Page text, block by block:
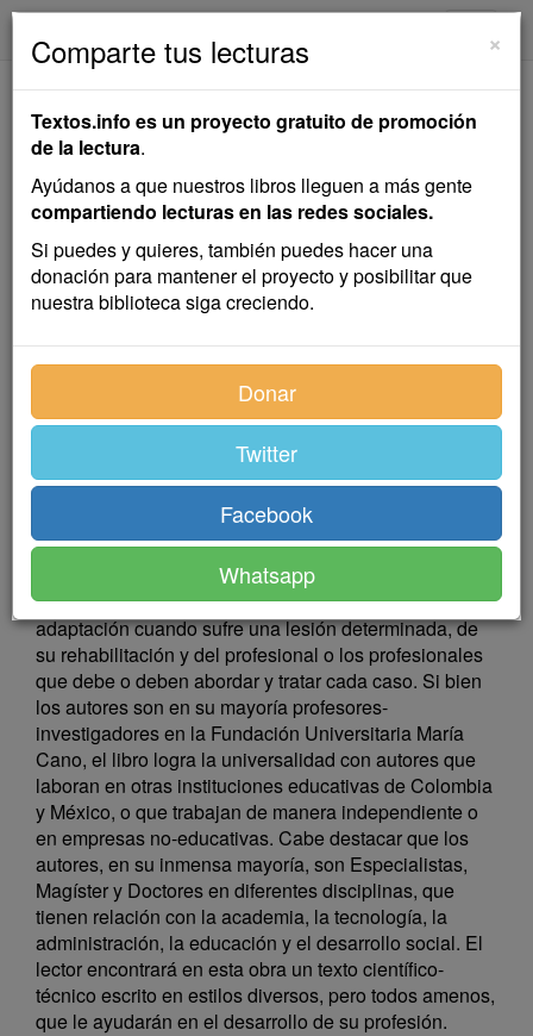
Actividad física desde
la promoción y
prevención en
Fisioterapia
Edgar Serna M.
Promoción de la salud
física,Fisioterapía,Prevención de la
El texto no solo se ocupa de lo científico-técnico,
porque se preocupa del ser humano, de su desarrollo
integral, de su adaptación en el contexto social, de los
riesgos que corre en su actividad deportiva, de su
adaptación cuando sufre una lesión determinada, de
su rehabilitación y del profesional o los profesionales
que debe o deben abordar y tratar cada caso. Si bien
los autores son en su mayoría profesores-
investigadores en la Fundación Universitaria María
Cano, el libro logra la universalidad con autores que
laboran en otras instituciones educativas de Colombia
y México, o que trabajan de manera independiente o
en empresas no-educativas. Cabe destacar que los
autores, en su inmensa mayoría, son Especialistas,
Magíster y Doctores en diferentes disciplinas, que
tienen relación con la academia, la tecnología, la
administración, la educación y el desarrollo social. El
lector encontrará en esta obra un texto científico-
técnico escrito en estilos diversos, pero todos amenos,
que le ayudarán en el desarrollo de su profesión.
×
Comparte tus lecturas
Textos.info es un proyecto gratuito de promoción
de la lectura.
Ayúdanos a que nuestros libros lleguen a más gente
compartiendo lecturas en las redes sociales.
Si puedes y quieres, también puedes hacer una
donación para mantener el proyecto y posibilitar que
nuestra biblioteca siga creciendo.
Donar
Twitter
Facebook
Whatsapp